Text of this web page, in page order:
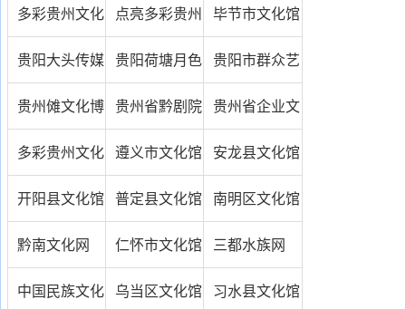
网
多彩贵州文化
产业投资集团
点亮多彩贵州
网
毕节市文化馆
贵阳大头传媒
有限公司
贵阳荷塘月色
文化传播有限
公司
贵阳市群众艺
术馆
贵州傩文化博
物馆
贵州省黔剧院 贵州省企业文
化促进会
多彩贵州文化
云
遵义市文化馆 安龙县文化馆
开阳县文化馆 普定县文化馆 南明区文化馆
黔南文化网 仁怀市文化馆 三都水族网
中国民族文化 乌当区文化馆 习水县文化馆